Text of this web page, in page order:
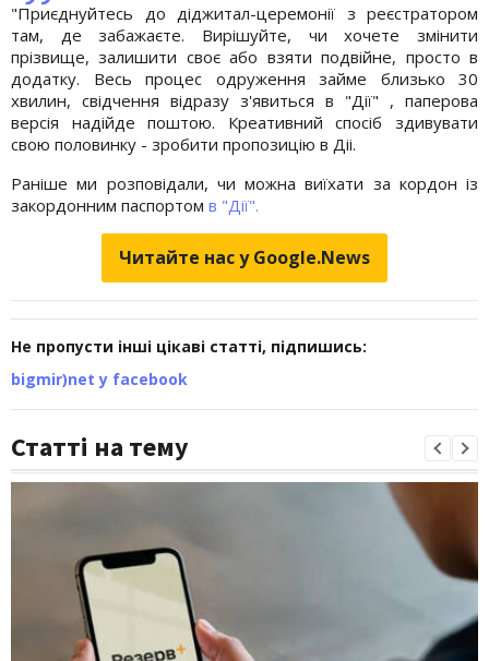
"Приєднуйтесь до діджитал-церемонії з реєстратором
там, де забажаєте. Вирішуйте, чи хочете змінити
прізвище, залишити своє або взяти подвійне, просто в
додатку. Весь процес одруження займе близько 30
хвилин, свідчення відразу з'явиться в "Дії" , паперова
версія надійде поштою. Креативний спосіб здивувати
свою половинку - зробити пропозицію в Діі.
Раніше ми розповідали, чи можна виїхати за кордон із
закордонним паспортом в "Дії".
Читайте нас у Google.News
Не пропусти інші цікаві статті, підпишись:
bigmir)net у facebook
Статті на тему